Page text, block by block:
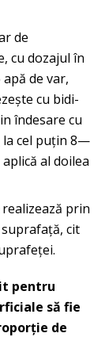
de
cu dozajul în
de var,
cu bidi­
îndesare cu
la cel puţin 8—
al doilea
prin
cit
pentru
să fie
de